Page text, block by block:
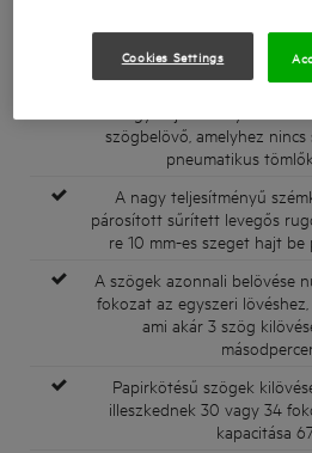
szögbelövő, amelyhez
pneumatikus
A nagy teljesítményű
párosított sűrített levegős
re 10 mm-es szeget hajt be
A szögek azonnali belövése
fokozat az egyszeri
ami akár 3 szög
Papirkötésű szögek
illeszkednek 30 vagy 34
kapacitása
Cookies Settings